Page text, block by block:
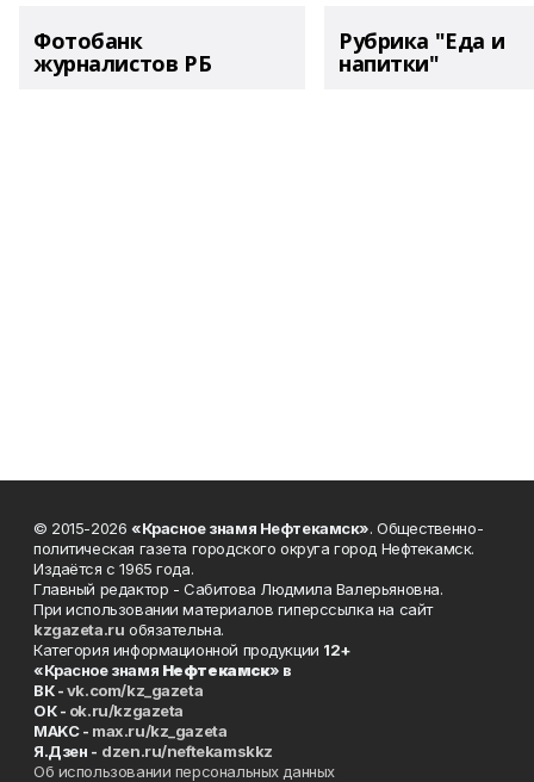
Фотобанк
журналистов РБ
Рубрика "Еда и
напитки"
© 2015-2026 «Красное знамя Нефтекамск». Общественно-
политическая газета городского округа город Нефтекамск.
Издаётся с 1965 года.
Главный редактор - Сабитова Людмила Валерьяновна.
При использовании материалов гиперссылка на сайт
kzgazeta.ru обязательна.
Категория информационной продукции 12+
«Красное знамя Нефтекамск» в
ВК -vk.com/kz_gazeta
ОК - ok.ru/kzgazeta
MAKC - max.ru/kz_gazeta
Я.Дзен - dzen.ru/neftekamskkz
Об использовании персональных данных